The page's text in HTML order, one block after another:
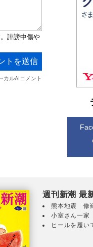
東
ら
イ
週刊新潮 最
熊本地震 修
小室さん一家
ヒールを履